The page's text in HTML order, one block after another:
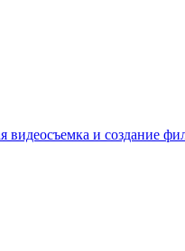
видеосъемка и создание